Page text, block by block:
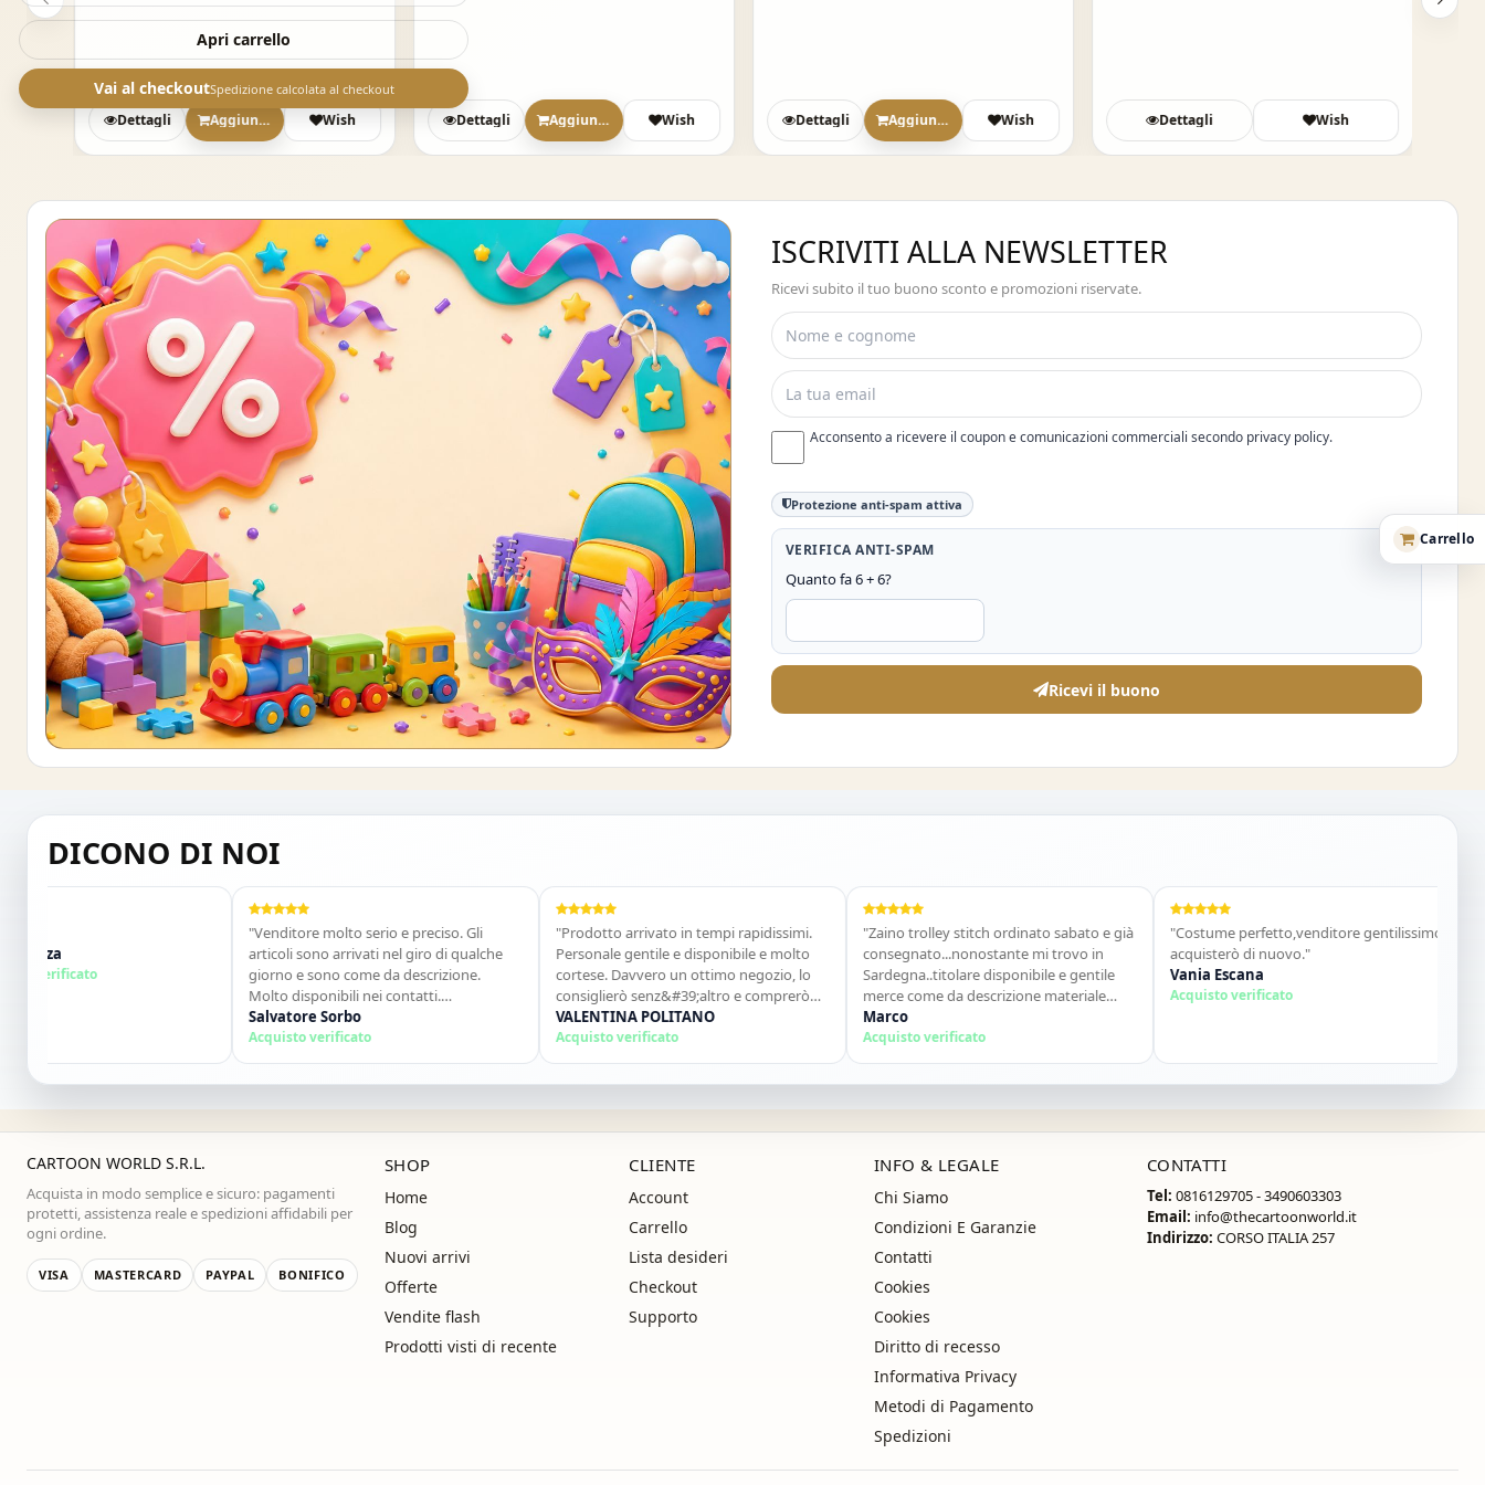
Apri carrello
Vai al checkoutSpedizione calcolata al checkout
Carrello
Dettagli Aggiungi Wish Dettagli Aggiungi Wish Dettagli Aggiungi Wish Dettagli Wish
ISCRIVITI E OTTIENI SUBITO UNO SCONTO DEL 10%
ISCRIVITI ALLA NEWSLETTER
Ricevi subito il tuo buono sconto e promozioni riservate.
Acconsento a ricevere il coupon e comunicazioni commerciali secondo privacy policy.
Protezione anti-spam attiva
VERIFICA ANTI-SPAM
Quanto fa 6 + 6?
Ricevi il buono
DICONO DI NOI
"Venditore molto serio e preciso. Gli
articoli sono arrivati nel giro di qualche
giorno e sono come da descrizione.
Molto disponibili nei contatti.
Consigliato."
Salvatore Sorbo
Acquisto verificato
"Prodotto arrivato in tempi rapidissimi.
Personale gentile e disponibile e molto
cortese. Davvero un ottimo negozio, lo
consiglierò senz&#39;altro e comprerò
ancora!"
VALENTINA POLITANO
Acquisto verificato
"Zaino trolley stitch ordinato sabato e già
consegnato...nonostante mi trovo in
Sardegna..titolare disponibile e gentile
merce come da descrizione materiale
ottimo...sito super consigliato"
Marco
Acquisto verificato
"Costume perfetto,venditore gentilissimo
acquisterò di nuovo."
Vania Escana
Acquisto verificato
CARTOON WORLD S.R.L.
Acquista in modo semplice e sicuro: pagamenti
protetti, assistenza reale e spedizioni affidabili per
ogni ordine.
VISA MASTERCARD PAYPAL BONIFICO
SHOP
Home
Blog
Nuovi arrivi
Offerte
Vendite flash
Prodotti visti di recente
CLIENTE
Account
Carrello
Lista desideri
Checkout
Supporto
INFO & LEGALE
Chi Siamo
Condizioni E Garanzie
Contatti
Cookies
Cookies
Diritto di recesso
Informativa Privacy
Metodi di Pagamento
Spedizioni
CONTATTI
Tel: 0816129705 - 3490603303
Email: info@thecartoonworld.it
Indirizzo: CORSO ITALIA 257